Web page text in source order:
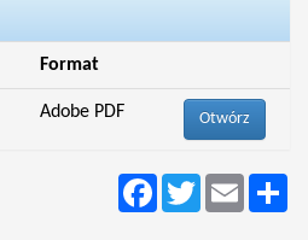
Format
Adobe PDF Otwórz
Facebook
TwitterEmail